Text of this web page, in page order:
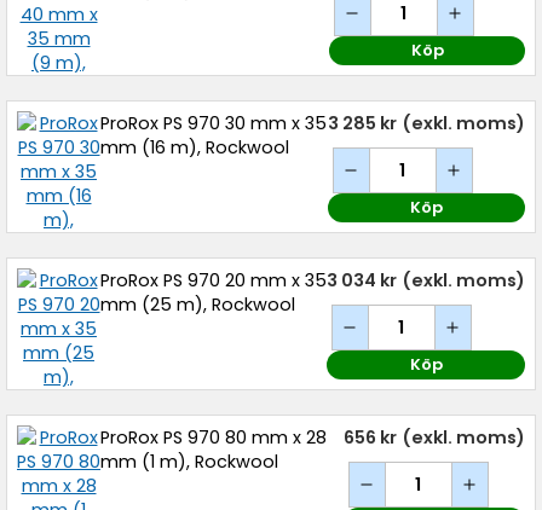
Köp
ProRox PS 970 30 mm x 35
mm (16 m), Rockwool
3 285 kr (exkl. moms)
Köp
ProRox PS 970 20 mm x 35
mm (25 m), Rockwool
3 034 kr (exkl. moms)
Köp
ProRox PS 970 80 mm x 28
mm (1 m), Rockwool
656 kr (exkl. moms)